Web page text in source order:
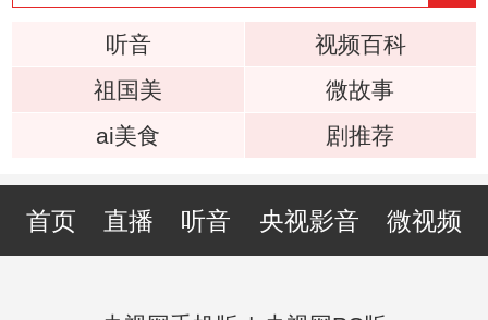
听音
视频百科
祖国美
微故事
ai美食
剧推荐
首页 直播 听音 央视影音 微视频